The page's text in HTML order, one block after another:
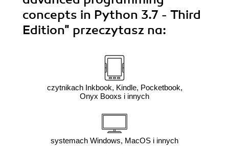
concepts in Python 3.7 - Third
Edition" przeczytasz na:
czytnikach Inkbook, Kindle, Pocketbook,
Onyx Booxs i innych
systemach Windows, MacOS i innych